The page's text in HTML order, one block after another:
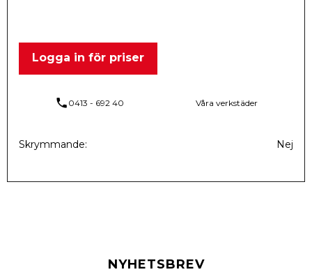
Logga in för priser
phone 0413 - 692 40 Våra verkstäder
Skrymmande Nej
NYHETSBREV